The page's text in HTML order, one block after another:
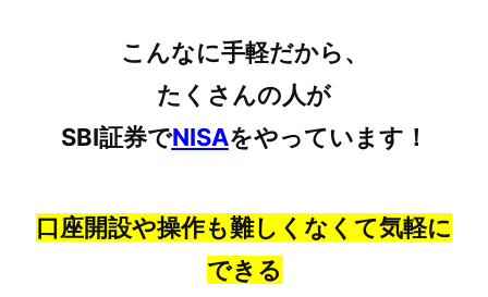
こんなに手軽だから、
たくさんの人が
SBI証券でNISAをやっています！
口座開設や操作も難しくなくて気軽に
できる